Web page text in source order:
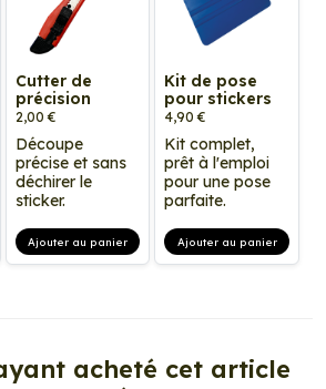
Cutter de
précision
2,00 €
Découpe
précise et sans
déchirer le
sticker.
Ajouter au panier
Kit de pose
pour stickers
4,90 €
Kit complet,
prêt à l'emploi
pour une pose
parfaite.
Ajouter au panier
acheté cet article